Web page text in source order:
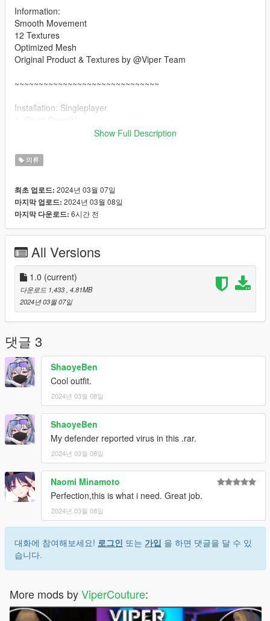
Information:
Smooth Movement
12 Textures
Optimized Mesh
Original Product & Textures by @Viper Team
~~~~~~~~~~~~~~~~~~~~~~~~~~~~~~
Installation: Singleplayer
2. Enable "Edit mode"
update\x64\dlcpacks\mpgunrunning\dlc.rpf\x64\models\cdimag
es\mpgunrunning_female.rpf\mp_f_freemode_01_mp_f_gunru
Installation: FiveM
1. Drag & Drop files to your "stream" folder
Show Full Description
의류
최초 업로드: 2024년 03월 07일
마지막 업로드: 2024년 03월 08일
마지막 다운로드: 6시간 전
All Versions
1.0 (current)
다운로드 1,433 , 4.81MB
2024년 03월 07일
댓글 3
ShaoyeBen
Cool outfit.
2024년 03월 08일
ShaoyeBen
My defender reported virus in this .rar.
2024년 03월 08일
Naomi Minamoto
Perfection,this is what i need. Great job.
2024년 03월 08일
대화에 참여해보세요! 로그인 또는 가입 을 하면 댓글을 달 수 있
습니다.
More mods byViperCouture: